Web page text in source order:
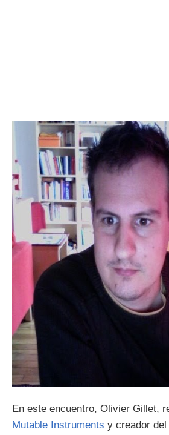
En este encuentro, Olivier Gillet,
Mutable Instruments y creador